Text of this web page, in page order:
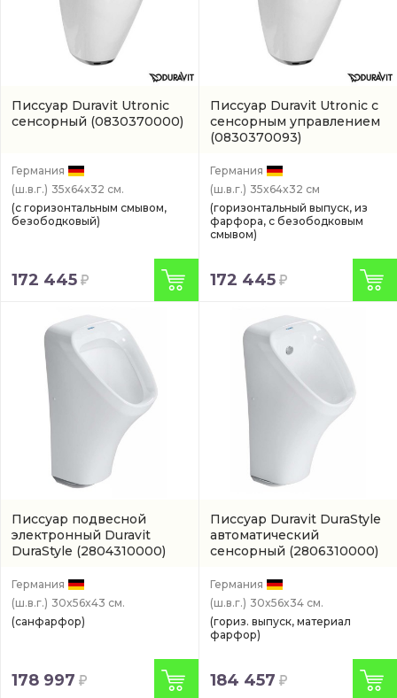
Писсуар Duravit Utronic
сенсорный (0830370000)
Германия
(ш.в.г.) 35x64x32 см.
(с горизонтальным смывом,
безободковый)
172 445
Писсуар Duravit Utronic с
сенсорным управлением
(0830370093)
Германия
(ш.в.г.) 35x64x32 см
(горизонтальный выпуск, из
фарфора, с безободковым
смывом)
172 445
Писсуар подвесной
электронный Duravit
DuraStyle (2804310000)
Германия
(ш.в.г.) 30x56x43 см.
(санфарфор)
178 997
Писсуар Duravit DuraStyle
автоматический
сенсорный (2806310000)
Германия
(ш.в.г.) 30x56x34 см.
(гориз. выпуск, материал
фарфор)
184 457